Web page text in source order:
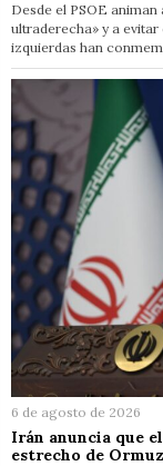
Desde el PSOE
ultraderecha» y a
izquierdas han
6 de agosto de 2026
Irán anuncia que
estrecho de